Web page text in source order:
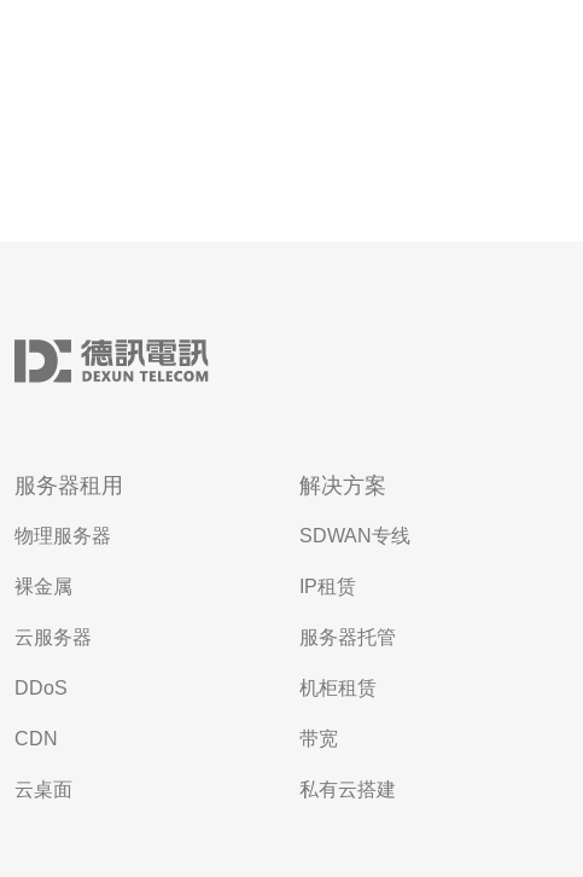
服务器租用
物理服务器
裸金属
云服务器
DDoS
CDN
云桌面
解决方案
SDWAN专线
IP租赁
服务器托管
机柜租赁
带宽
私有云搭建